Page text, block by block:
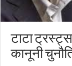
टाटा
कानूनी